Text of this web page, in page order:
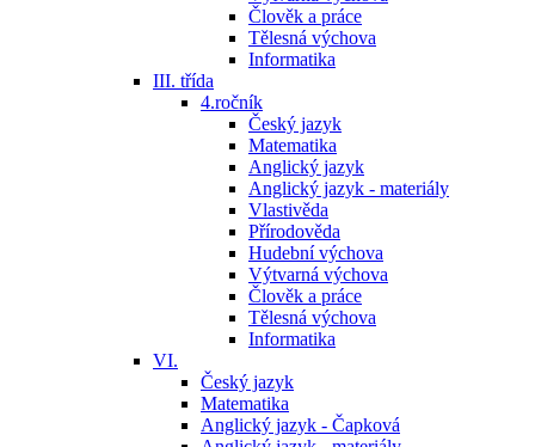
Člověk a práce
Tělesná výchova
Informatika
III. třída
4.ročník
Český jazyk
Matematika
Anglický jazyk
Anglický jazyk - materiály
Vlastivěda
Přírodověda
Hudební výchova
Výtvarná výchova
Člověk a práce
Tělesná výchova
Informatika
VI.
Český jazyk
Matematika
Anglický jazyk - Čapková